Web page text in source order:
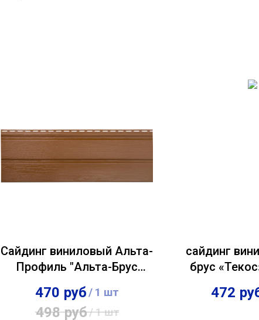
Сайдинг виниловый Альта-
Профиль "Альта-Брус
Премиум" Дуб светлый
0,26х3,00м
470 руб/ 1 шт
498 руб/1 шт
сайдинг
брус
472